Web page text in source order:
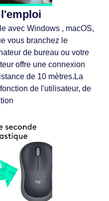
avec Windows , macOS,
vous branchez le
de bureau ou votre
offre une connexion
de 10 mètres.La
de l'utilisateur, de